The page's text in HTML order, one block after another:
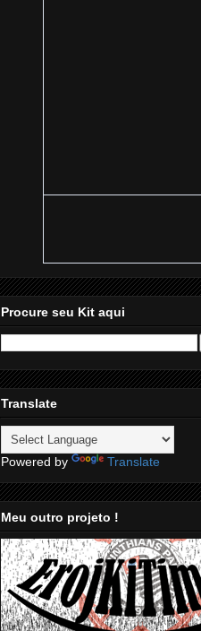
Procure seu Kit aqui
Translate
Powered by Translate
Meu outro projeto !